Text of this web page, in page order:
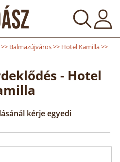
>> Balmazújváros>> Hotel Kamilla>>
- Hotel
kérje egyedi